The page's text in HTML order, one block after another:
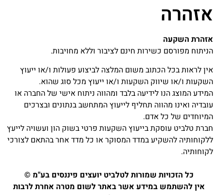
אזהרה
אזהרת השקעה
הניתוח מפורסם כשירות חינם לציבור וללא מחויבות.
אין לראות בכל הכתוב משום המלצה לביצוע פעולות ו/או ייעוץ
השקעות ו/או שיווק השקעות ו/או ייעוץ מכל סוג שהוא.
המידע המוצג הנו לידיעה בלבד ומהווה ניתוח אישי של החברה או
עובדיה ואינו מהווה תחליף לייעוץ המתחשב בנתונים ובצרכים
המיוחדים של כל אדם.
חברת טלביט עוסקת בייעוץ השקעות פרטי בשוק הון ועשויה לייעץ
ללקוחותיה להשקיע במדד המסוקר או כל מדד אחר בהתאם לצורכי
לקוחותיה.
כל הזכויות שמורות לטלביט יועצים פיננסים בע"מ ©
אין להשתמש במידע אשר באתר לשום מטרה אחרת לרבות